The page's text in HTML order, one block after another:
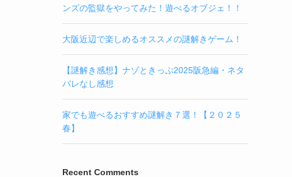
ンズの監獄をやってみた！遊べるオブジェ！！
大阪近辺で楽しめるオススメの謎解きゲーム！
【謎解き感想】ナゾときっぷ2025阪急編・ネタ
バレなし感想
家でも遊べるおすすめ謎解き７選！【２０２５
春】
Recent Comments